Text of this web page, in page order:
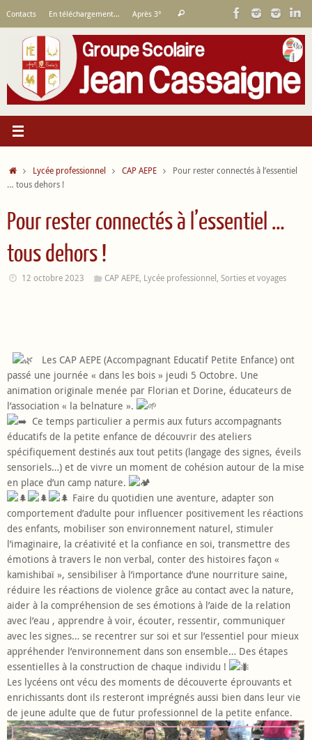
contenu
Contacts En téléchargement… Après 3°
Recherche
:
Rechercher
AccueilLycée professionnel CAP AEPE
Pour rester connectés à l’essentiel
… tous dehors !
Pour rester connectés à l’essentiel …
tous dehors !
12 octobre 2023 CAP AEPE, Lycée professionnel,Sorties et voyages
Les CAP AEPE (Accompagnant Educatif Petite Enfance) ont
passé une journée « dans les bois » jeudi 5 Octobre. Une
animation originale menée par Florian et Dorine, éducateurs de
l’association « la belnature ».
Ce temps particulier a permis aux futurs accompagnants
éducatifs de la petite enfance de découvrir des ateliers
spécifiquement destinés aux tout petits (langage des signes, éveils
sensoriels…) et de vivre un moment de cohésion autour de la mise
en place d’un camp nature.
Faire du quotidien une aventure, adapter son
comportement d’adulte pour influencer positivement les réactions
des enfants, mobiliser son environnement naturel, stimuler
l’imaginaire, la créativité et la confiance en soi, transmettre des
émotions à travers le non verbal, conter des histoires façon «
kamishibaï », sensibiliser à l’importance d’une nourriture saine,
réduire les réactions de violence grâce au contact avec la nature,
aider à la compréhension de ses émotions à l’aide de la relation
avec l’eau , apprendre à voir, écouter, ressentir, communiquer
avec les signes… se recentrer sur soi et sur l’essentiel pour mieux
appréhender l’environnement dans son ensemble… Des étapes
essentielles à la construction de chaque individu !
Les lycéens ont vécu des moments de découverte éprouvants et
enrichissants dont ils resteront imprégnés aussi bien dans leur vie
de jeune adulte que de futur professionnel de la petite enfance.